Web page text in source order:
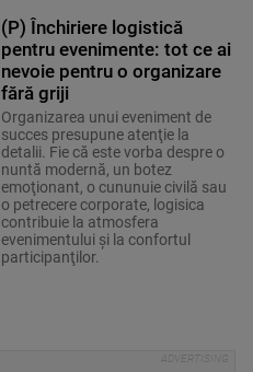
(P) Închiriere logistică
pentru evenimente: tot ce ai
nevoie pentru o organizare
fără griji
Organizarea unui eveniment de
succes presupune atenţie la
detalii. Fie că este vorba despre o
nuntă modernă, un botez
emoţionant, o cununuie civilă sau
o petrecere corporate, logisica
contribuie la atmosfera
evenimentului şi la confortul
participanţilor.